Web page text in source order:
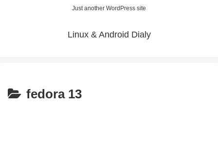
Just another WordPress site
Linux & Android Dialy
fedora 13